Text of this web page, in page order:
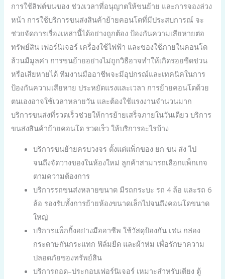
การใช้ลิฟต์ขนของ ช่วงเวลาที่อนุญาตให้ขนย้าย และการจองล่วง
หน้า การใช้บริการขนส่งสินค้าย้ายคอนโดที่มีประสบการณ์ จะ
ช่วยจัดการเรื่องเหล่านี้ได้อย่างถูกต้อง ป้องกันความเสียหายต่อ
ทรัพย์สิน เฟอร์นิเจอร์ เครื่องใช้ไฟฟ้า และของใช้ภายในคอนโด
ล้วนมีมูลค่า การขนย้ายอย่างไม่ถูกวิธีอาจทำให้เกิดรอยขีดข่วน
หรือเสียหายได้ ทีมงานมืออาชีพจะมีอุปกรณ์และเทคนิคในการ
ป้องกันความเสียหาย ประหยัดแรงและเวลา การย้ายคอนโดด้วย
ตนเองอาจใช้เวลาหลายวัน และต้องใช้แรงงานจำนวนมาก
บริการขนส่งที่รวดเร็วช่วยให้การย้ายเสร็จภายในวันเดียว บริการ
ขนส่งสินค้าย้ายคอนโด รวดเร็ว ให้บริการอะไรบ้าง
บริการขนย้ายครบวงจร ตั้งแต่แพ็กของ ยก ขน ส่ง ไป
จนถึงจัดวางของในห้องใหม่ ลูกค้าสามารถเลือกแพ็กเกจ
ตามความต้องการ
บริการรถขนส่งหลายขนาด มีรถกระบะ รถ 4 ล้อ และรถ 6
ล้อ รองรับทั้งการย้ายห้องขนาดเล็กไปจนถึงคอนโดขนาด
ใหญ่
บริการแพ็กกิ้งอย่างมืออาชีพ ใช้วัสดุป้องกัน เช่น กล่อง
กระดาษกันกระแทก ฟิล์มยืด และผ้าห่ม เพื่อรักษาความ
ปลอดภัยของทรัพย์สิน
บริการถอด–ประกอบเฟอร์นิเจอร์ เหมาะสำหรับเตียง ตู้